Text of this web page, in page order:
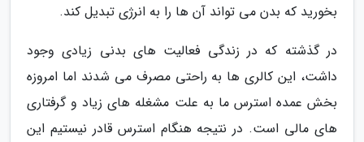
بخورید که بدن می تواند آن ها را به انرژی تبدیل کند.
در گذشته که در زندگی فعالیت های بدنی زیادی وجود
داشت، این کالری ها به راحتی مصرف می شدند اما امروزه
بخش عمده استرس ما به علت مشغله های زیاد و گرفتاری
های مالی است. در نتیجه هنگام استرس قادر نیستیم این